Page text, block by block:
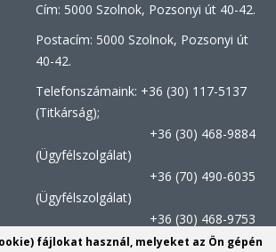
Cím: 5000 Szolnok, Pozsonyi út 40-42.
Postacím: 5000 Szolnok, Pozsonyi út
40-42.
Telefonszámaink: +36 (30) 117-5137
(Titkárság);
+36 (30) 468-9884
(Ügyfélszolgálat)
+36 (70) 490-6035
(Ügyfélszolgálat)
+36 (30) 468-9753
(Kutatószolgálat)
fájlokat használ, melyeket az Ön gépén